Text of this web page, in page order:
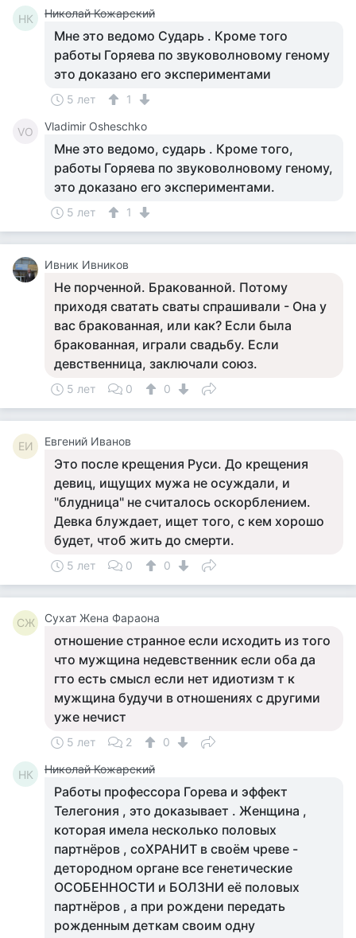
НК Николай Кожарский
Мне это ведомо Сударь . Кроме того
работы Горяева по звуковолновому геному
это доказано его экспериментами
5 лет 1
VO Vladimir Osheschko
Мне это ведомо, сударь . Кроме того,
работы Горяева по звуковолновому геному,
это доказано его экспериментами.
5 лет 1
Ивник Ивников
Не порченной. Бракованной. Потому
приходя сватать сваты спрашивали - Она у
вас бракованная, или как? Если была
бракованная, играли свадьбу. Если
девственница, заключали союз.
5 лет 0 0
ЕИ Евгений Иванов
Это после крещения Руси. До крещения
девиц, ищущих мужа не осуждали, и
"блудница" не считалось оскорблением.
Девка блуждает, ищет того, с кем хорошо
будет, чтоб жить до смерти.
5 лет 0 0
СЖ Сухат Жена Фараона
отношение странное если исходить из того
что мужщина недевственник если оба да
гто есть смысл если нет идиотизм т к
мужщина будучи в отношениях с другими
уже нечист
5 лет 2 0
НК Николай Кожарский
Работы профессора Горева и эффект
Телегония , это доказывает . Женщина ,
которая имела несколько половых
партнёров , соХРАНИТ в своём чреве -
детородном органе все генетические
ОСОБЕННОСТИ и БОЛЗНИ её половых
партнёров , а при рождени передать
рожденным деткам своим одну